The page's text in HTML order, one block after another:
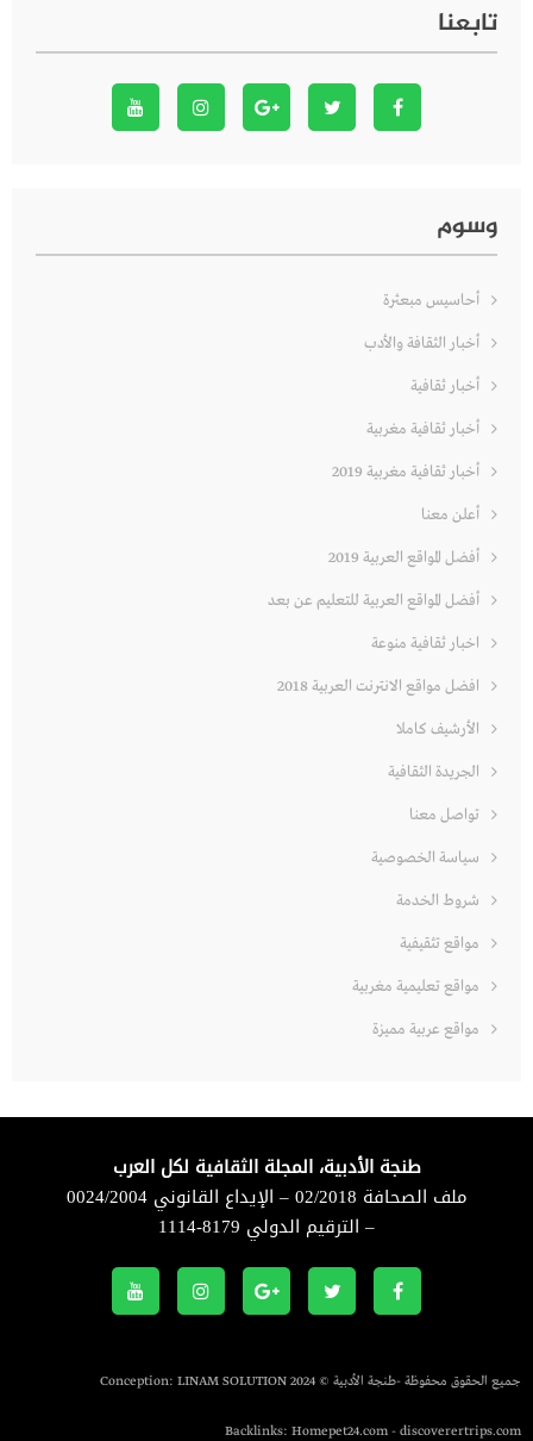
تابعنا
وسوم
أحاسيس مبعثرة
أخبار الثقافة والأدب
أخبار ثقافية
أخبار ثقافية مغربية
أخبار ثقافية مغربية 2019
أعلن معنا
أفضل المواقع العربية 2019
أفضل المواقع العربية للتعليم عن بعد
اخبار ثقافية منوعة
افضل مواقع الانترنت العربية 2018
الأرشيف كاملا
الجريدة الثقافية
تواصل معنا
سياسة الخصوصية
شروط الخدمة
مواقع تثقيفية
مواقع تعليمية مغربية
مواقع عربية مميزة
طنجة الأدبية، المجلة الثقافية لكل العرب
ملف الصحافة 02/2018 – الإيداع القانوني 0024/2004
– الترقيم الدولي 8179-1114
جميع الحقوق محفوظة -طنجة الأدبية © 2024 Conception: LINAM SOLUTION
Backlinks: Homepet24.com - discoverertrips.com